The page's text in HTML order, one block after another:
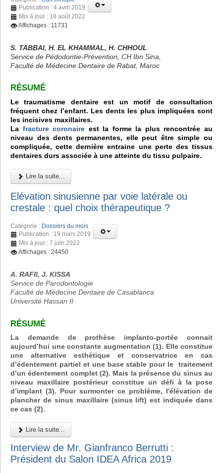
Publication : 4 avril 2019
Mis à jour : 18 août 2022
Affichages : 11731
S. TABBAI, H. EL KHAMMAL, H. CHHOUL
Service de Pédodontie-Prévention, CH Ibn Sina,
Faculté de Médecine Dentaire de Rabat, Maroc
RÉSUMÉ
Le traumatisme dentaire est un motif de consultation
fréquent chez l’enfant. Les dents les plus impliquées sont
les incisives maxillaires.
La fracture coronaire est la forme la plus rencontrée au
niveau des dents permanentes, elle peut être simple ou
compliquée, cette dernière entraine une perte des tissus
dentaires durs associée à une atteinte du tissu pulpaire.
Lire la suite...
Elévation sinusienne par voie latérale ou
crestale : quel choix thérapeutique ?
Catégorie : Dossiers du mois
Publication : 19 mars 2019
Mis à jour : 7 juin 2022
Affichages : 24450
A. RAFII, J. KISSA
Service de Parodontologie
Faculté de Médecine Dentaire de Casablanca
Université Hassan II
RÉSUMÉ
La demande de prothèse implanto-portée connait
aujourd’hui une constante augmentation (1). Elle constitue
une alternative esthétique et conservatrice en cas
d’édentement partiel et une base stable pour le traitement
d’un édentement complet (2). Mais la présence du sinus au
niveau maxillaire postérieur constitue un défi à la pose
d’implant (3). Pour surmonter ce problème, l'élévation de
plancher de sinus maxillaire (sinus lift) est indiquée dans
ce cas (2).
Lire la suite...
Interview de Mr. Gianfranco Berrutti :
Président du Salon IDEA Africa 2019